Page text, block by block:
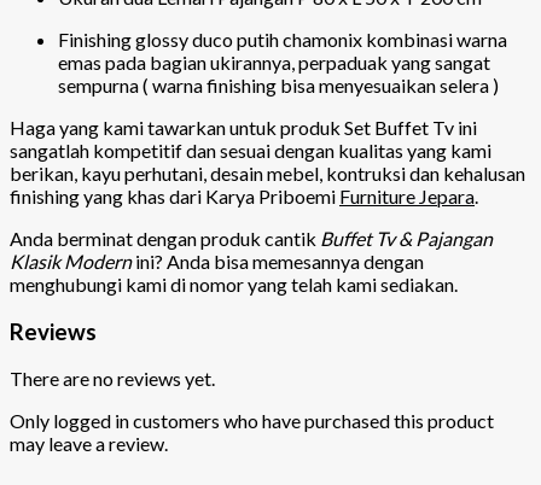
Finishing glossy duco putih chamonix kombinasi warna
emas pada bagian ukirannya, perpaduak yang sangat
sempurna ( warna finishing bisa menyesuaikan selera )
Haga yang kami tawarkan untuk produk Set Buffet Tv ini
sangatlah kompetitif dan sesuai dengan kualitas yang kami
berikan, kayu perhutani, desain mebel, kontruksi dan kehalusan
finishing yang khas dari Karya Priboemi Furniture Jepara.
Anda berminat dengan produk cantik Buffet Tv & Pajangan
Klasik Modernini? Anda bisa memesannya dengan
menghubungi kami di nomor yang telah kami sediakan.
Reviews
There are no reviews yet.
Only logged in customers who have purchased this product
may leave a review.